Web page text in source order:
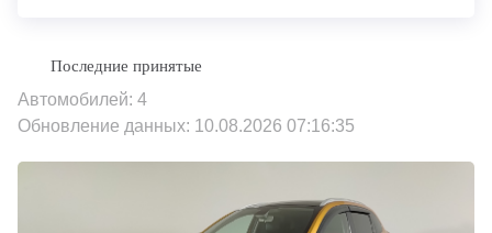
Автомобилей: 4
Обновление данных: 10.08.2026 07:16:35